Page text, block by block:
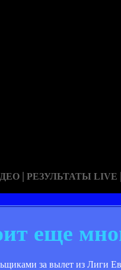
| РЕЗУЛЬТАТЫ LIVE |
еще
за вылет из Лиги